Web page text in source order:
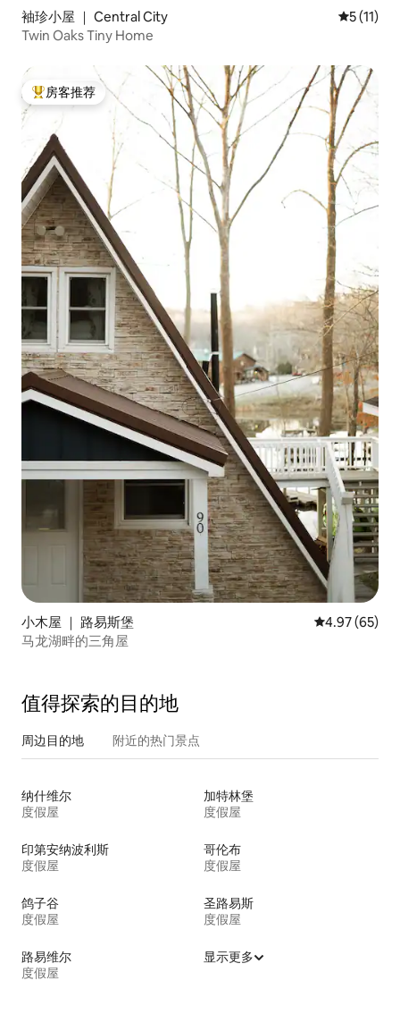
袖珍小屋 ｜ Central City 平均评分
5 (11)
Twin Oaks Tiny Home
热门「房客推荐」
房客推荐
小木屋 ｜ 路易斯堡 平均评分
4.97 (65)
马龙湖畔的三角屋
值得探索的目的地
周边目的地 附近的热门景点
纳什维尔
度假屋
加特林堡
度假屋
印第安纳波利斯
度假屋
哥伦布
度假屋
鸽子谷
度假屋
圣路易斯
度假屋
路易维尔
度假屋
显示更多